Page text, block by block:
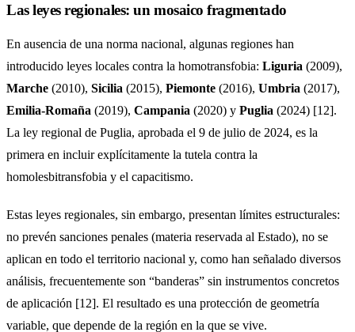
Las leyes regionales: un mosaico fragmentado
En ausencia de una norma nacional, algunas regiones han
introducido leyes locales contra la homotransfobia: Liguria (2009),
Marche (2010), Sicilia (2015), Piemonte (2016), Umbria (2017),
Emilia-Romaña (2019), Campania (2020) y Puglia (2024) [12].
La ley regional de Puglia, aprobada el 9 de julio de 2024, es la
primera en incluir explícitamente la tutela contra la
homolesbitransfobia y el capacitismo.
Estas leyes regionales, sin embargo, presentan límites estructurales:
no prevén sanciones penales (materia reservada al Estado), no se
aplican en todo el territorio nacional y, como han señalado diversos
análisis, frecuentemente son “banderas” sin instrumentos concretos
de aplicación [12]. El resultado es una protección de geometría
variable, que depende de la región en la que se vive.